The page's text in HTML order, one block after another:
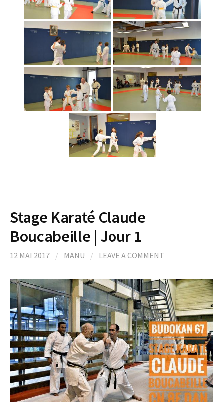
Stage Karaté Claude
Boucabeille | Jour 1
12 MAI 2017 / MANU / LEAVE A COMMENT